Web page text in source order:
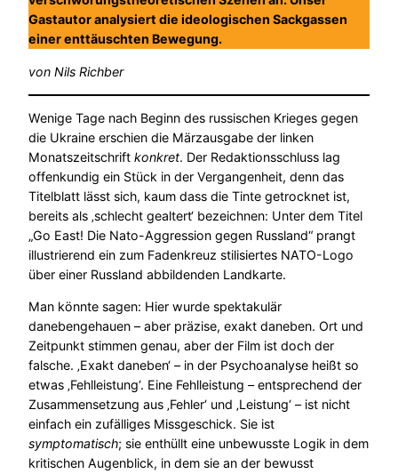
Gastautor analysiert die ideologischen Sackgassen
einer enttäuschten Bewegung.
von Nils Richber
Wenige Tage nach Beginn des russischen Krieges gegen
die Ukraine erschien die Märzausgabe der linken
Monatszeitschrift konkret. Der Redaktionsschluss lag
offenkundig ein Stück in der Vergangenheit, denn das
Titelblatt lässt sich, kaum dass die Tinte getrocknet ist,
bereits als ‚schlecht gealtert‘ bezeichnen: Unter dem Titel
„Go East! Die Nato-Aggression gegen Russland“ prangt
illustrierend ein zum Fadenkreuz stilisiertes NATO-Logo
über einer Russland abbildenden Landkarte.
Man könnte sagen: Hier wurde spektakulär
danebengehauen – aber präzise, exakt daneben. Ort und
Zeitpunkt stimmen genau, aber der Film ist doch der
falsche. ‚Exakt daneben‘ – in der Psychoanalyse heißt so
etwas ‚Fehlleistung‘. Eine Fehlleistung – entsprechend der
Zusammensetzung aus ‚Fehler‘ und ‚Leistung‘ – ist nicht
einfach ein zufälliges Missgeschick. Sie ist
symptomatisch; sie enthüllt eine unbewusste Logik in dem
kritischen Augenblick, in dem sie an der bewusst